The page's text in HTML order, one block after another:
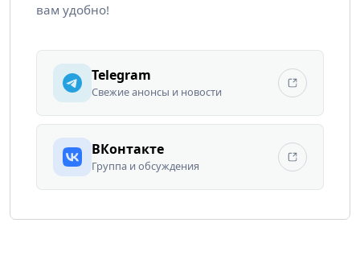
вам удобно!
Telegram
Свежие анонсы и новости
ВКонтакте
Группа и обсуждения